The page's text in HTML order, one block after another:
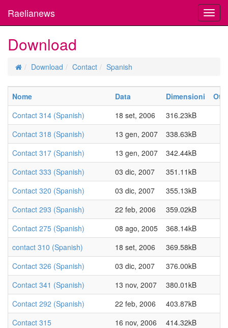
Raelianews
Download
Download Contact Spanish
Nome Data Dimensioni
Contact 314 (Spanish)
18 set, 2006
316.23kB
Contact 318 (Spanish)
13 gen, 2007
338.63kB
Contact 317 (Spanish)
13 gen, 2007
342.44kB
Contact 333 (Spanish)
03 dic, 2007
351.11kB
Contact 320 (Spanish)
03 dic, 2007
355.13kB
Contact 293 (Spanish)
22 feb, 2006
359.02kB
Contact 275 (Spanish)
08 ago, 2005
368.14kB
contact 310 (Spanish)
18 set, 2006
369.58kB
Contact 326 (Spanish)
03 dic, 2007
376.00kB
Contact 341 (Spanish)
13 nov, 2007
380.01kB
Contact 292 (Spanish)
22 feb, 2006
403.87kB
Contact 315
16 nov, 2006
414.32kB